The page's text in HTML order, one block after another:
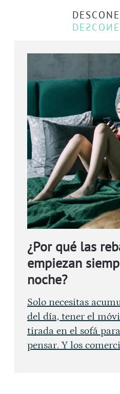
¿Por qué las
empiezan
noche?
Solo necesitas
del día, tener el
tirada en el sofá
pensar. Y los